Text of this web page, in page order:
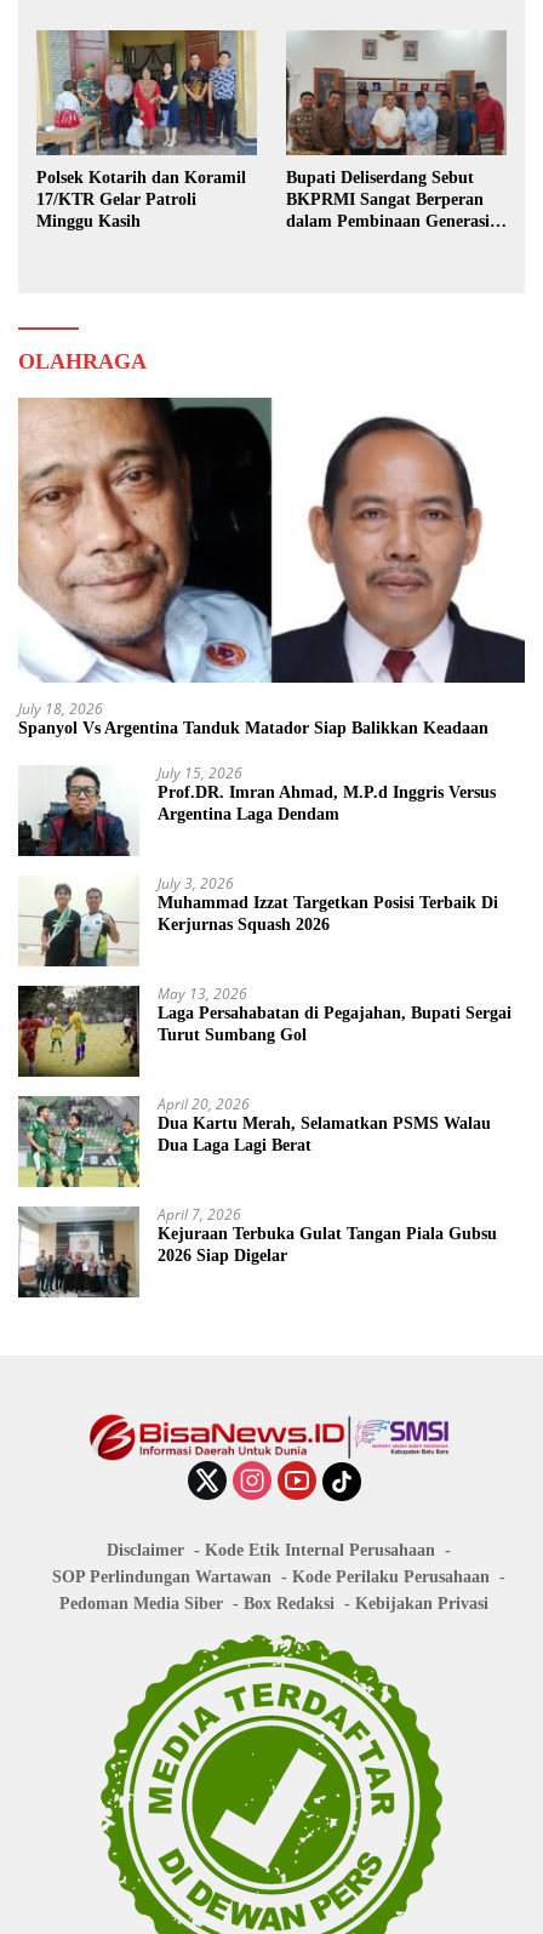
Polsek Kotarih dan Koramil
17/KTR Gelar Patroli
Minggu Kasih
Bupati Deliserdang Sebut
BKPRMI Sangat Berperan
dalam Pembinaan Generasi
OLAHRAGA
July 18, 2026
Spanyol Vs Argentina Tanduk Matador Siap Balikkan Keadaan
July 15, 2026
Prof.DR. Imran Ahmad, M.P.d Inggris Versus
Argentina Laga Dendam
July 3, 2026
Muhammad Izzat Targetkan Posisi Terbaik Di
Kerjurnas Squash 2026
May 13, 2026
Laga Persahabatan di Pegajahan, Bupati Sergai
Turut Sumbang Gol
April 20, 2026
Dua Kartu Merah, Selamatkan PSMS Walau
Dua Laga Lagi Berat
April 7, 2026
Kejuraan Terbuka Gulat Tangan Piala Gubsu
2026 Siap Digelar
Disclaimer
Kode Etik Internal Perusahaan
SOP Perlindungan Wartawan
Kode Perilaku Perusahaan
Pedoman Media Siber
Box Redaksi Kebijakan Privasi